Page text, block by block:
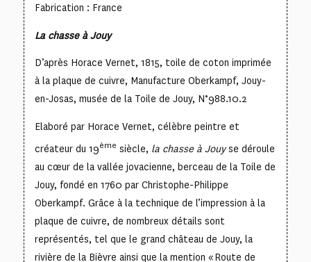
Fabrication : France
La chasse à Jouy
D’après Horace Vernet, 1815, toile de coton imprimée
à la plaque de cuivre, Manufacture Oberkampf, Jouy-
en-Josas, musée de la Toile de Jouy, N°988.10.2
Elaboré par Horace Vernet, célèbre peintre et
créateur du 19ème siècle, la chasse à Jouyse déroule
au cœur de la vallée jovacienne, berceau de la Toile de
Jouy, fondé en 1760 par Christophe-Philippe
Oberkampf. Grâce à la technique de l’impression à la
plaque de cuivre, de nombreux détails sont
représentés, tel que le grand château de Jouy, la
rivière de la Bièvre ainsi que la mention « Route de